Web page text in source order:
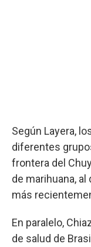
Según Layera,
diferentes
frontera del
de marihuana,
más
En paralelo,
de salud de